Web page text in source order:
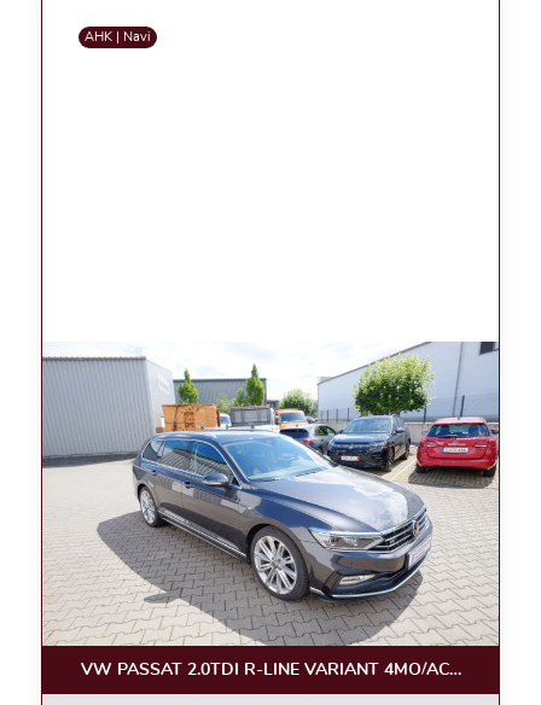
AHK | Navi
VW PASSAT 2.0TDI R-LINE VARIANT 4MO/ACC/AHK/19